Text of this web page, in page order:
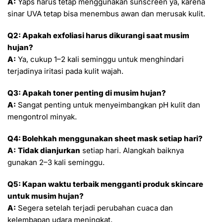
sinar UVA tetap bisa menembus awan dan merusak kulit.
Q2: Apakah exfoliasi harus dikurangi saat musim
hujan?
A: Ya, cukup 1–2 kali seminggu untuk menghindari
terjadinya iritasi pada kulit wajah.
Q3: Apakah toner penting di musim hujan?
A: Sangat penting untuk menyeimbangkan pH kulit dan
mengontrol minyak.
Q4: Bolehkah menggunakan sheet mask setiap hari?
A: Tidak dianjurkan setiap hari. Alangkah baiknya
gunakan 2–3 kali seminggu.
Q5: Kapan waktu terbaik mengganti produk skincare
untuk musim hujan?
A: Segera setelah terjadi perubahan cuaca dan
kelembapan udara meningkat.